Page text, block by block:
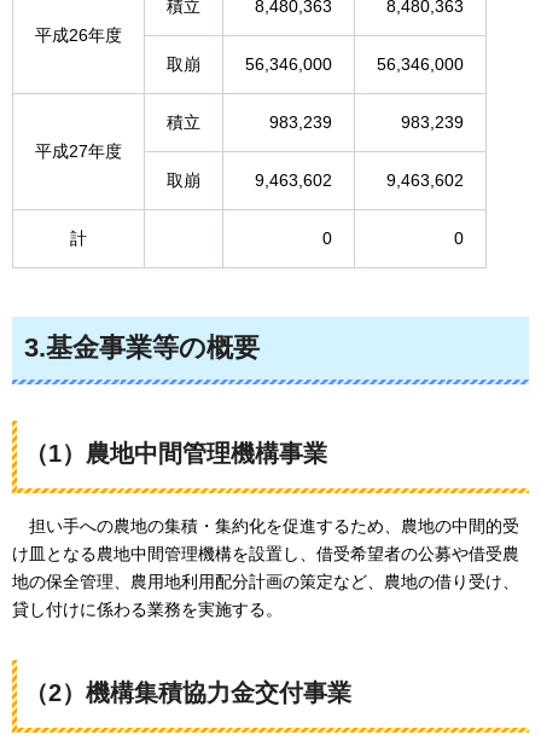
平成26年度
積立 8,480,363 8,480,363
取崩 56,346,000 56,346,000
平成27年度
積立 983,239 983,239
取崩 9,463,602 9,463,602
計 0 0
3.基金事業等の概要
（1）農地中間管理機構事業
担い手への農地の集積・集約化を促進するため、農地の中間的受
け皿となる農地中間管理機構を設置し、借受希望者の公募や借受農
地の保全管理、農用地利用配分計画の策定など、農地の借り受け、
貸し付けに係わる業務を実施する。
（2）機構集積協力金交付事業